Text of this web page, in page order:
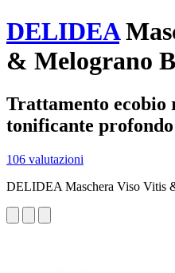
DELIDEA
& Melograno
Trattamento ecobio
tonificante
106 valutazioni
DELIDEA Maschera Viso Vitis